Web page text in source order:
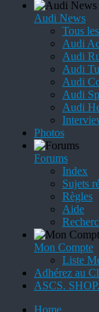
Audi News
Tous
Audi
Audi
Audi
Audi
Audi
Audi
Photos
Forums
Index
Sujets
Règles
Aide
Mon Compte
Liste
Adhérez au
ASCS. SHOP.